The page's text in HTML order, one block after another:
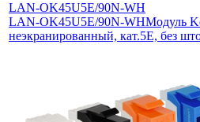
LAN-OK45U5E/90N-WH
LAN-OK45U5E/90N-WHМодуль
неэкранированный, кат.5E, без